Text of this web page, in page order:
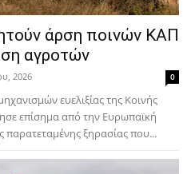
άρση ποινών ΚΑΠ
αγροτών
2026 0
ευελιξίας της Κοινής
επίσημα από την Ευρωπαϊκή
παρατεταμένης ξηρασίας που...